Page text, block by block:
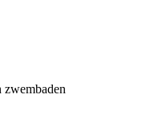
zwembaden